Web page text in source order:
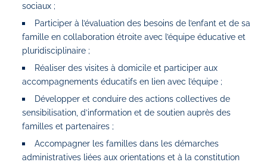
sociaux ;
Participer à l’évaluation des besoins de l’enfant et de sa
famille en collaboration étroite avec l’équipe éducative et
pluridisciplinaire ;
Réaliser des visites à domicile et participer aux
accompagnements éducatifs en lien avec l’équipe ;
Développer et conduire des actions collectives de
sensibilisation, d’information et de soutien auprès des
familles et partenaires ;
Accompagner les familles dans les démarches
administratives liées aux orientations et à la constitution